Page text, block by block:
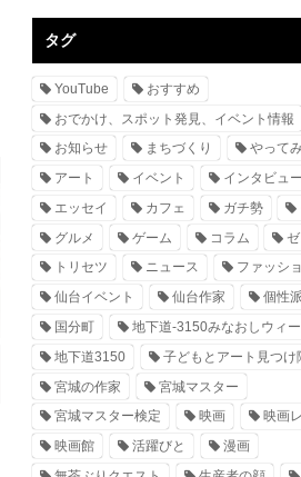
タグ
YouTube
おすすめ
おでかけ、スポット発見、イベント情報
お知らせ
まちづくり
やって
アート
イベント
インタビュー
エッセイ
カフェ ガチ勢
グルメ
ゲーム コラム
トリセツ
ニュース
ファッシ
仙台イベント
仙台作家
個性派
国分町
地下道-3150みなおしウィ
地下道3150
子どもとアート見つけ
宮城の作家
宮城マスター
宮城マスター検定
映画
映画
映画館
活躍びと
漫画